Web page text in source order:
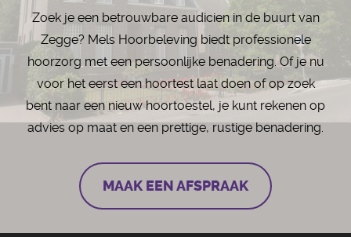
Zoek je een betrouwbare audicien in de buurt van
Zegge? Mels Hoorbeleving biedt professionele
hoorzorg met een persoonlijke benadering. Of je nu
voor het eerst een hoortest laat doen of op zoek
bent naar een nieuw hoortoestel, je kunt rekenen op
advies op maat en een prettige, rustige benadering.
MAAK EEN AFSPRAAK